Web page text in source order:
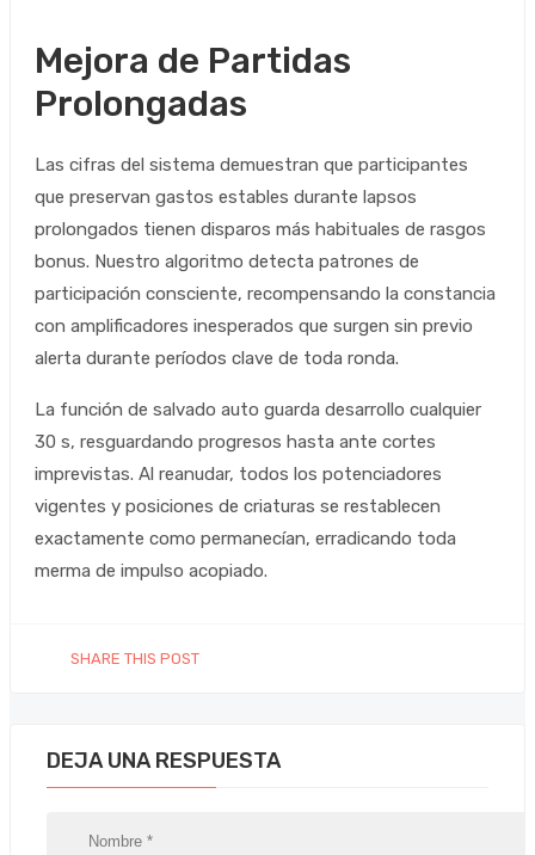
Mejora de Partidas
Prolongadas
Las cifras del sistema demuestran que participantes
que preservan gastos estables durante lapsos
prolongados tienen disparos más habituales de rasgos
bonus. Nuestro algoritmo detecta patrones de
participación consciente, recompensando la constancia
con amplificadores inesperados que surgen sin previo
alerta durante períodos clave de toda ronda.
La función de salvado auto guarda desarrollo cualquier
30 s, resguardando progresos hasta ante cortes
imprevistas. Al reanudar, todos los potenciadores
vigentes y posiciones de criaturas se restablecen
exactamente como permanecían, erradicando toda
merma de impulso acopiado.
SHARE THIS POST
DEJA UNA RESPUESTA